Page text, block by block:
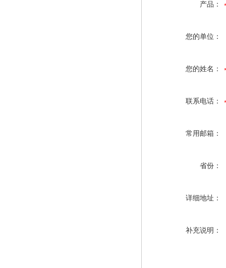
产品：
您的单位：
您的姓名：
联系电话：
常用邮箱：
省份：
详细地址：
补充说明：